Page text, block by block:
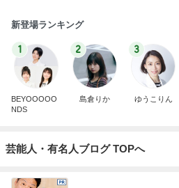
新登場ランキング
1
BEYOOOOO
NDS
2
島倉りか
3
ゆうこりん
芸能人・有名人ブログ TOPへ